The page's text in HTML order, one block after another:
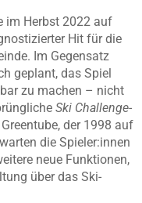
im Herbst 2022 auf
Hit für die
Im Gegensatz
geplant, das Spiel
zu machen – nicht
Ski Challenge-
der 1998 auf
die Spieler:innen
neue Funktionen,
über das Ski-